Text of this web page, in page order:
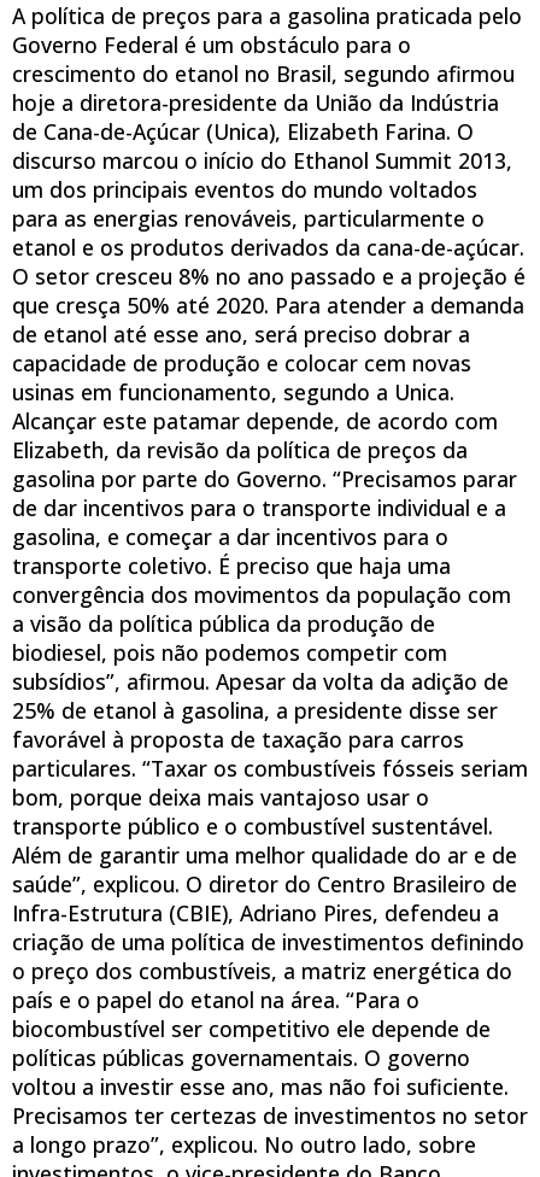
A política de preços para a gasolina praticada pelo
Governo Federal é um obstáculo para o
crescimento do etanol no Brasil, segundo afirmou
hoje a diretora-presidente da União da Indústria
de Cana-de-Açúcar (Unica), Elizabeth Farina. O
discurso marcou o início do Ethanol Summit 2013,
um dos principais eventos do mundo voltados
para as energias renováveis, particularmente o
etanol e os produtos derivados da cana-de-açúcar.
O setor cresceu 8% no ano passado e a projeção é
que cresça 50% até 2020. Para atender a demanda
de etanol até esse ano, será preciso dobrar a
capacidade de produção e colocar cem novas
usinas em funcionamento, segundo a Unica.
Alcançar este patamar depende, de acordo com
Elizabeth, da revisão da política de preços da
gasolina por parte do Governo. “Precisamos parar
de dar incentivos para o transporte individual e a
gasolina, e começar a dar incentivos para o
transporte coletivo. É preciso que haja uma
convergência dos movimentos da população com
a visão da política pública da produção de
biodiesel, pois não podemos competir com
subsídios”, afirmou. Apesar da volta da adição de
25% de etanol à gasolina, a presidente disse ser
favorável à proposta de taxação para carros
particulares. “Taxar os combustíveis fósseis seriam
bom, porque deixa mais vantajoso usar o
transporte público e o combustível sustentável.
Além de garantir uma melhor qualidade do ar e de
saúde”, explicou. O diretor do Centro Brasileiro de
Infra-Estrutura (CBIE), Adriano Pires, defendeu a
criação de uma política de investimentos definindo
o preço dos combustíveis, a matriz energética do
país e o papel do etanol na área. “Para o
biocombustível ser competitivo ele depende de
políticas públicas governamentais. O governo
voltou a investir esse ano, mas não foi suficiente.
Precisamos ter certezas de investimentos no setor
a longo prazo”, explicou. No outro lado, sobre